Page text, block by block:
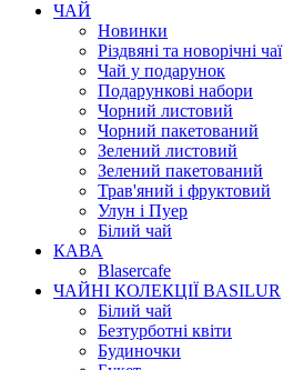
ЧАЙ
Новинки
Різдвяні та новорічні чаї
Чай у подарунок
Подарункові набори
Чорний листовий
Чорний пакетований
Зелений листовий
Зелений пакетований
Трав'яний і фруктовий
Улун і Пуер
Білий чай
КАВА
Blasercafe
ЧАЙНІ КОЛЕКЦІЇ BASILUR
Білий чай
Безтурботні квіти
Будиночки